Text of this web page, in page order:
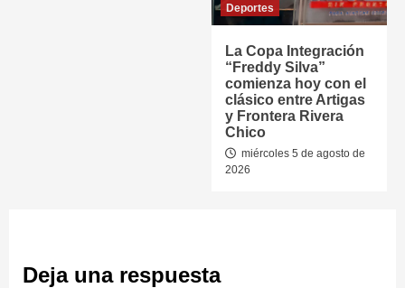
Deportes
La Copa Integración
“Freddy Silva”
comienza hoy con el
clásico entre Artigas
y Frontera Rivera
Chico
miércoles 5 de agosto de
2026
Deja una respuesta